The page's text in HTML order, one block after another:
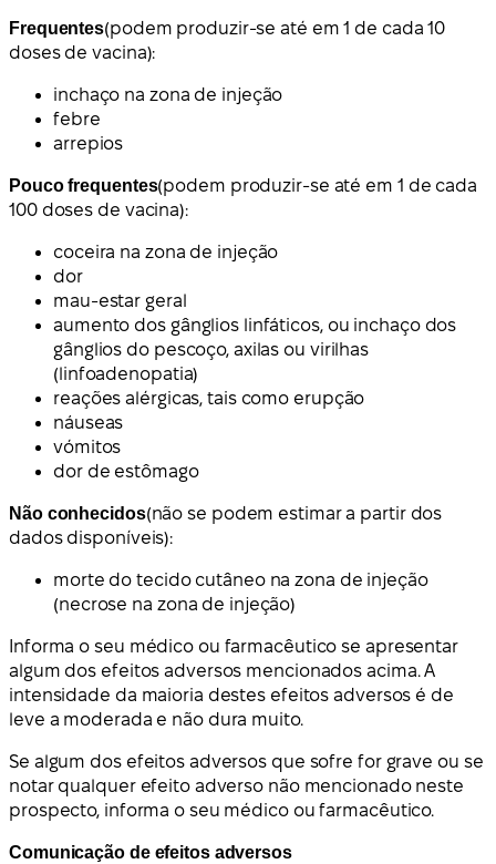
Frequentes(podem produzir-se até em 1 de cada 10
doses de vacina):
inchaço na zona de injeção
febre
arrepios
Pouco frequentes(podem produzir-se até em 1 de cada
100 doses de vacina):
coceira na zona de injeção
dor
mau-estar geral
aumento dos gânglios linfáticos, ou inchaço dos
gânglios do pescoço, axilas ou virilhas
(linfoadenopatia)
reações alérgicas, tais como erupção
náuseas
vómitos
dor de estômago
Não conhecidos(não se podem estimar a partir dos
dados disponíveis):
morte do tecido cutâneo na zona de injeção
(necrose na zona de injeção)
Informa o seu médico ou farmacêutico se apresentar
algum dos efeitos adversos mencionados acima. A
intensidade da maioria destes efeitos adversos é de
leve a moderada e não dura muito.
Se algum dos efeitos adversos que sofre for grave ou se
notar qualquer efeito adverso não mencionado neste
prospecto, informa o seu médico ou farmacêutico.
Comunicação de efeitos adversos